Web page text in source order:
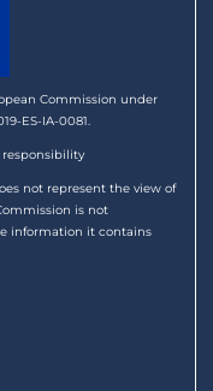
Commission under
ES-IA-0081.
not represent the view of
is not
information it contains